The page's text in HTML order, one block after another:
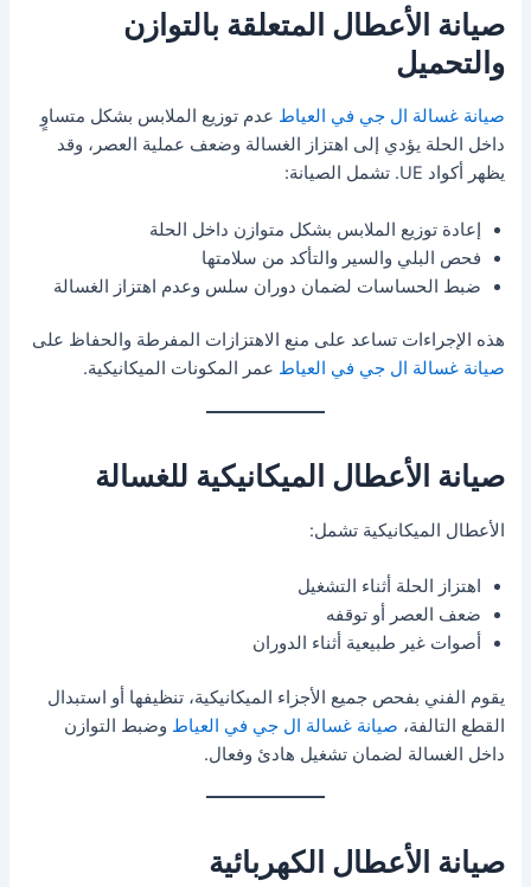
صيانة الأعطال المتعلقة بالتوازن
والتحميل
صيانة غسالة ال جي في العياط عدم توزيع الملابس بشكل متساوٍ
داخل الحلة يؤدي إلى اهتزاز الغسالة وضعف عملية العصر، وقد
يظهر أكواد UE. تشمل الصيانة:
إعادة توزيع الملابس بشكل متوازن داخل الحلة
فحص البلي والسير والتأكد من سلامتها
ضبط الحساسات لضمان دوران سلس وعدم اهتزاز الغسالة
هذه الإجراءات تساعد على منع الاهتزازات المفرطة والحفاظ على
صيانة غسالة ال جي في العياط عمر المكونات الميكانيكية.
صيانة الأعطال الميكانيكية للغسالة
الأعطال الميكانيكية تشمل:
اهتزاز الحلة أثناء التشغيل
ضعف العصر أو توقفه
أصوات غير طبيعية أثناء الدوران
يقوم الفني بفحص جميع الأجزاء الميكانيكية، تنظيفها أو استبدال
القطع التالفة، صيانة غسالة ال جي في العياط وضبط التوازن
داخل الغسالة لضمان تشغيل هادئ وفعال.
صيانة الأعطال الكهربائية